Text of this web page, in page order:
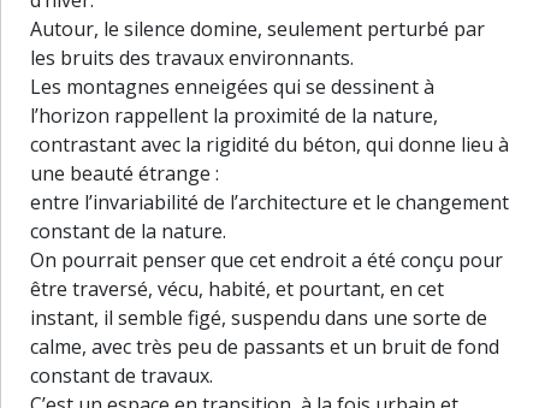
Autour, le silence domine, seulement perturbé par
les bruits des travaux environnants.
Les montagnes enneigées qui se dessinent à
l’horizon rappellent la proximité de la nature,
contrastant avec la rigidité du béton, qui donne lieu à
une beauté étrange :
entre l’invariabilité de l’architecture et le changement
constant de la nature.
On pourrait penser que cet endroit a été conçu pour
être traversé, vécu, habité, et pourtant, en cet
instant, il semble figé, suspendu dans une sorte de
calme, avec très peu de passants et un bruit de fond
constant de travaux.